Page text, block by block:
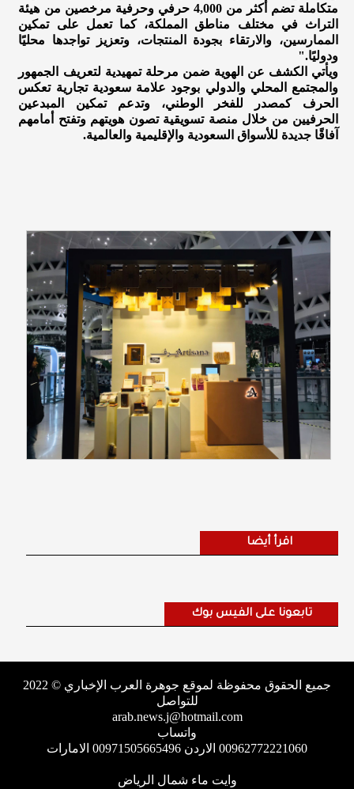
متكاملة تضم أكثر من 4,000 حرفي وحرفية مرخصين من هيئة
التراث في مختلف مناطق المملكة، كما تعمل على تمكين
الممارسين، والارتقاء بجودة المنتجات، وتعزيز تواجدها محليًا
ودوليًا."​
ويأتي الكشف عن الهوية ضمن مرحلة تمهيدية لتعريف الجمهور
والمجتمع المحلي والدولي بوجود علامة سعودية تجارية تعكس
الحرف كمصدر للفخر الوطني، وتدعم تمكين المبدعين
الحرفيين من خلال منصة تسويقية تصون هويتهم وتفتح أمامهم
آفاقًا جديدة للأسواق السعودية والإقليمية والعالمية.
اقرأ أيضا
تابعونا على الفيس بوك
جميع الحقوق محفوظة لموقع جوهرة العرب الإخباري © 2022
للتواصل
arab.news.j@hotmail.com
واتساب
00962772221060 الاردن 00971505665496 الامارات
وايت ماء شمال الرياض